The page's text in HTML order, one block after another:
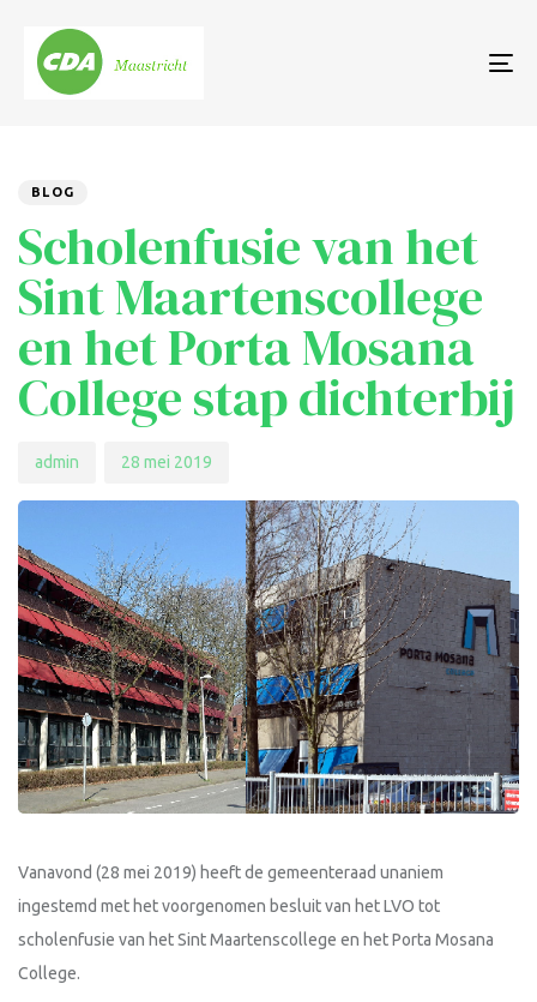
BLOG
Scholenfusie van het
Sint Maartenscollege
en het Porta Mosana
College stap dichterbij
admin 28 mei 2019
Vanavond (28 mei 2019) heeft de gemeenteraad unaniem
ingestemd met het voorgenomen besluit van het LVO tot
scholenfusie van het Sint Maartenscollege en het Porta Mosana
College.